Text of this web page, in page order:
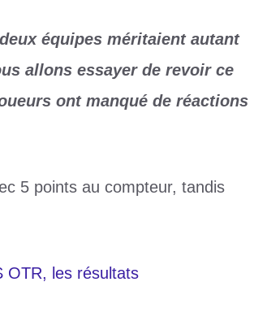
équipes méritaient autant
allons essayer de revoir ce
ont manqué de réactions
5 points au compteur, tandis
OTR, les résultats